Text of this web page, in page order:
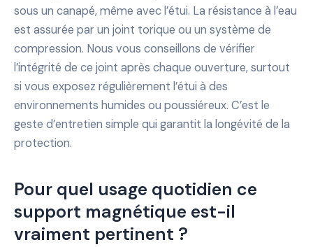
sous un canapé, même avec l’étui. La résistance à l’eau
est assurée par un joint torique ou un système de
compression. Nous vous conseillons de vérifier
l’intégrité de ce joint après chaque ouverture, surtout
si vous exposez régulièrement l’étui à des
environnements humides ou poussiéreux. C’est le
geste d’entretien simple qui garantit la longévité de la
protection.
Pour quel usage quotidien ce
support magnétique est-il
vraiment pertinent ?